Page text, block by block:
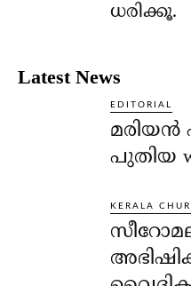
ധരിക്കൂ.
Latest News
EDITORIAL
മരിയൻ
പുതിയ
KERALA